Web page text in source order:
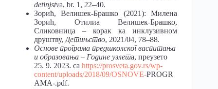
detinjstva, br. 1, 22–40.
Зорић, Велишек-Брашко (2021): Милена
Зорић, Отилиа Велишек-Брашко,
Сликовница – корак ка инклузивном
друштву, Детињство, 2021/04, 78–88.
Основе програма предшколског васпитања
и образовања – Године узлета, преузето
25. 9. 2023. са https://prosveta.gov.rs/wp-
content/uploads/2018/09/OSNOVE-PROGR
AMA-.pdf.